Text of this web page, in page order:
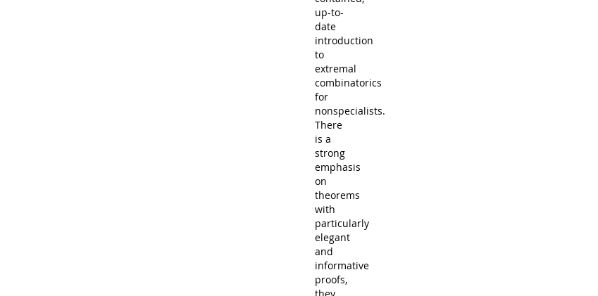
up-to-
date
introduction
to
extremal
combinatorics
for
nonspecialists.
There
is a
strong
emphasis
on
theorems
with
particularly
elegant
and
informative
proofs,